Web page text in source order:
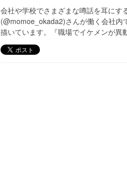
会社や学校でさまざまな噂話を耳にす
(@momoe_okada2)さんが働く会社内
描いています。『職場でイケメンが異